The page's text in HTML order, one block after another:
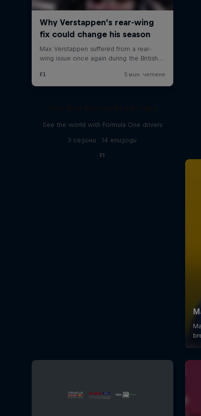
See the world with Formula One drivers
3 сезони · 14 епизоди
F1